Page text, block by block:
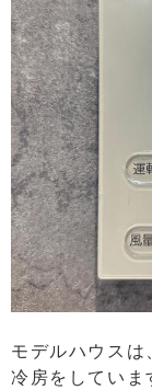
モデルハウス
冷房をしていま